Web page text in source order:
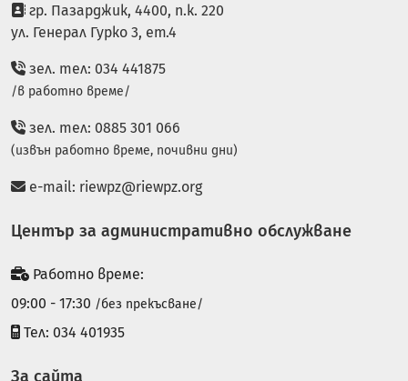
гр. Пазарджик, 4400, п.к. 220
ул. Генерал Гурко 3, ет.4
зел. тел: 034 441875
/в работно време/
зел. тел: 0885 301 066
(извън работно време, почивни дни)
e-mail: riewpz@riewpz.org
Център за административно обслужване
Работно време:
09:00 - 17:30 /без прекъсване/
Тел: 034 401935
За сайта